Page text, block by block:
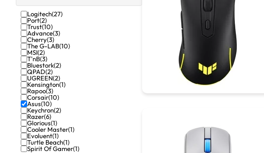
Logitech(27)
Port(2)
Trust(10)
Advance(3)
Cherry(3)
The G-LAB(10)
MSI(2)
T'nB(3)
Bluestork(2)
QPAD(2)
UGREEN(2)
Kensington(1)
Rapoo(3)
Corsair(10)
Asus(10)
Keychron(2)
Razer(6)
Glorious(1)
Cooler Master(1)
Evoluent(1)
Turtle Beach(1)
Spirit Of Gamer(1)